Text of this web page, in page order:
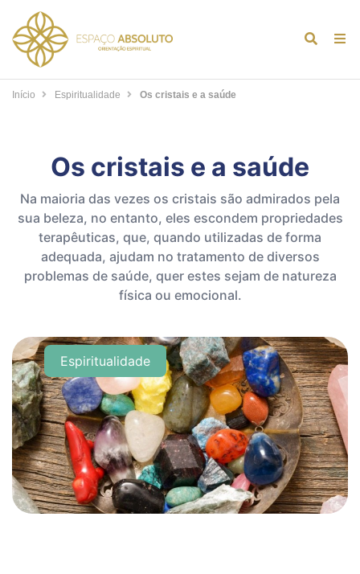
de
Início Espiritualidade Os cristais e a saúde
Os cristais e a saúde
Na maioria das vezes os cristais são admirados pela
sua beleza, no entanto, eles escondem propriedades
terapêuticas, que, quando utilizadas de forma
adequada, ajudam no tratamento de diversos
problemas de saúde, quer estes sejam de natureza
física ou emocional.
Espiritualidade